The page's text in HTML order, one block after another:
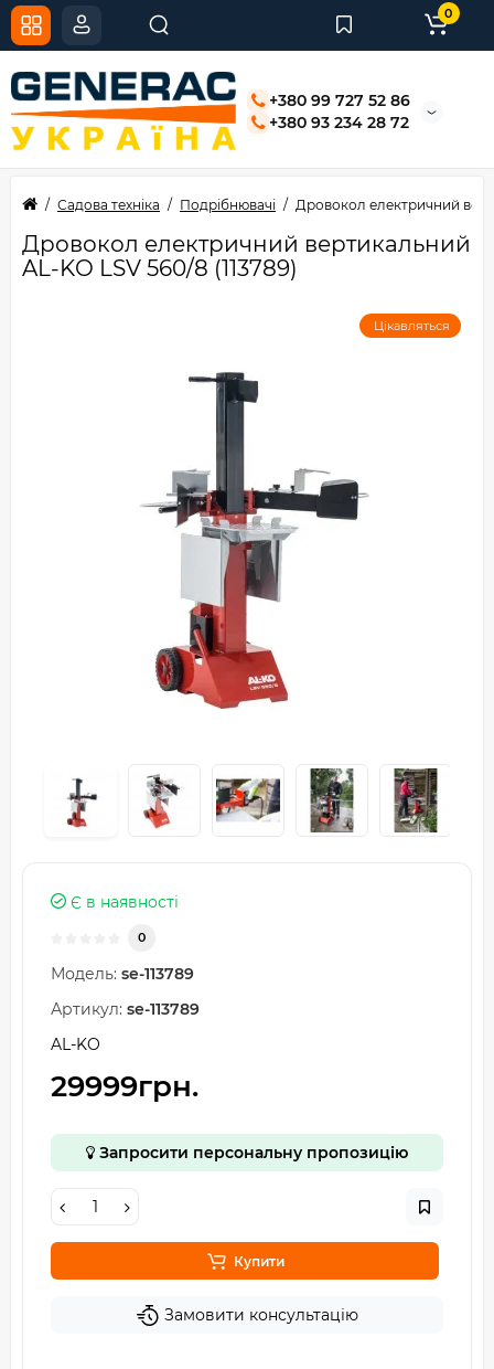
+380 99 727 52 86
+380 93 234 28 72
0
Садова техніка Подрібнювачі Дровокол електричний
Дровокол електричний вертикальний
AL-KO LSV 560/8 (113789)
Цікавляться
Є в наявності
0
Модель: se-113789
Артикул: se-113789
AL-KO
29999грн.
Запросити персональну пропозицію
Купити
Замовити консультацію